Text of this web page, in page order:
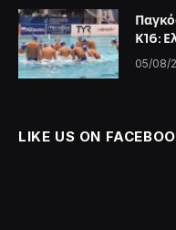
Κ16:
05/08/
LIKE US ON